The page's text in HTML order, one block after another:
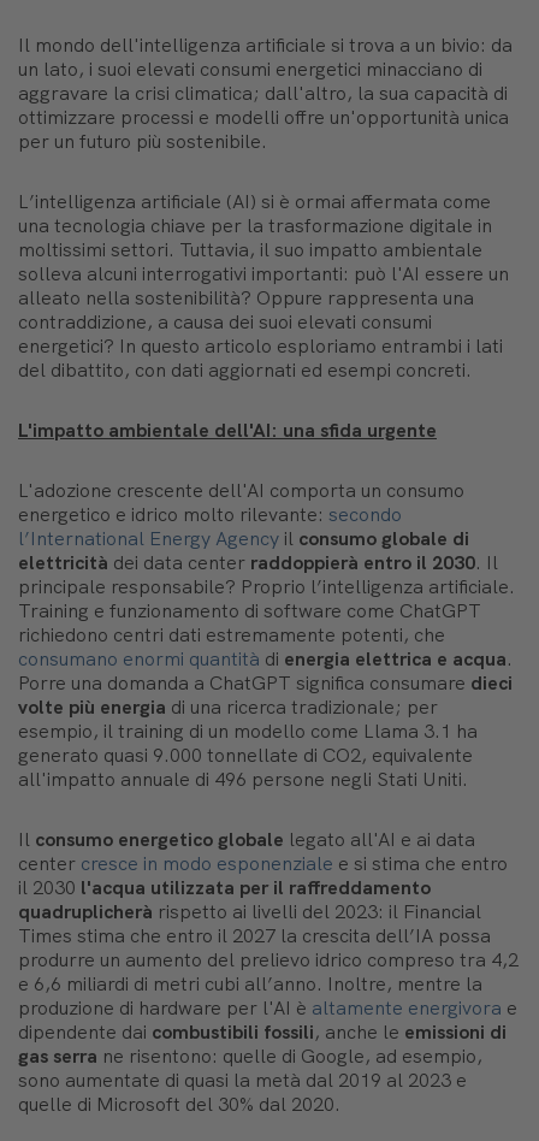
Il mondo dell'intelligenza artificiale si trova a un bivio: da
un lato, i suoi elevati consumi energetici minacciano di
aggravare la crisi climatica; dall'altro, la sua capacità di
ottimizzare processi e modelli offre un'opportunità unica
per un futuro più sostenibile.
L’intelligenza artificiale (AI) si è ormai affermata come
una tecnologia chiave per la trasformazione digitale in
moltissimi settori. Tuttavia, il suo impatto ambientale
solleva alcuni interrogativi importanti: può l'AI essere un
alleato nella sostenibilità? Oppure rappresenta una
contraddizione, a causa dei suoi elevati consumi
energetici? In questo articolo esploriamo entrambi i lati
del dibattito, con dati aggiornati ed esempi concreti.
L'impatto ambientale dell'AI: una sfida urgente
L'adozione crescente dell'AI comporta un consumo
energetico e idrico molto rilevante: secondo
l’International Energy Agency il consumo globale di
elettricità dei data center raddoppierà entro il 2030. Il
principale responsabile? Proprio l’intelligenza artificiale.
Training e funzionamento di software come ChatGPT
richiedono centri dati estremamente potenti, che
consumano enormi quantità di energia elettrica e acqua.
Porre una domanda a ChatGPT significa consumare dieci
volte più energia di una ricerca tradizionale; per
esempio, il training di un modello come Llama 3.1 ha
generato quasi 9.000 tonnellate di CO2, equivalente
all'impatto annuale di 496 persone negli Stati Uniti.
Il consumo energetico globale legato all'AI e ai data
center cresce in modo esponenziale e si stima che entro
il 2030 l'acqua utilizzata per il raffreddamento
quadruplicherà rispetto ai livelli del 2023: il Financial
Times stima che entro il 2027 la crescita dell’IA possa
produrre un aumento del prelievo idrico compreso tra 4,2
e 6,6 miliardi di metri cubi all’anno. Inoltre, mentre la
produzione di hardware per l'AI è altamente energivora e
dipendente dai combustibili fossili, anche le emissioni di
gas serra ne risentono: quelle di Google, ad esempio,
sono aumentate di quasi la metà dal 2019 al 2023 e
quelle di Microsoft del 30% dal 2020.